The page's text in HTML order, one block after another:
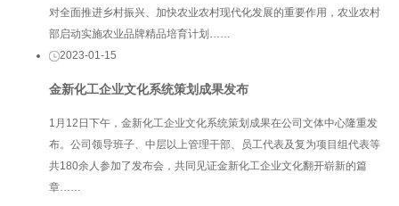
对全面推进乡村振兴、加快农业农村现代化发展的重要作用，农业农村
部启动实施农业品牌精品培育计划……
2023-01-15
金新化工企业文化系统策划成果发布
1月12日下午，金新化工企业文化系统策划成果在公司文体中心隆重发
布。公司领导班子、中层以上管理干部、员工代表及复为项目组代表等
共180余人参加了发布会，共同见证金新化工企业文化翻开崭新的篇
章……